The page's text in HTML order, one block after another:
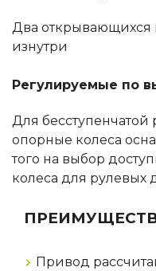
Два открывающихся
изнутри
Регулируемые по
Для
опорные колеса
того на выбор
колеса для рулевых
Привод